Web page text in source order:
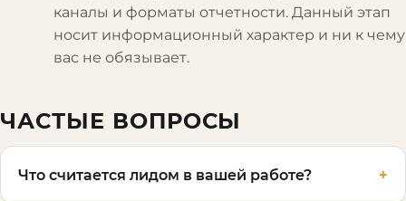
каналы и форматы отчетности. Данный этап
носит информационный характер и ни к чему
вас не обязывает.
ЧАСТЫЕ ВОПРОСЫ
Что считается лидом в вашей работе?